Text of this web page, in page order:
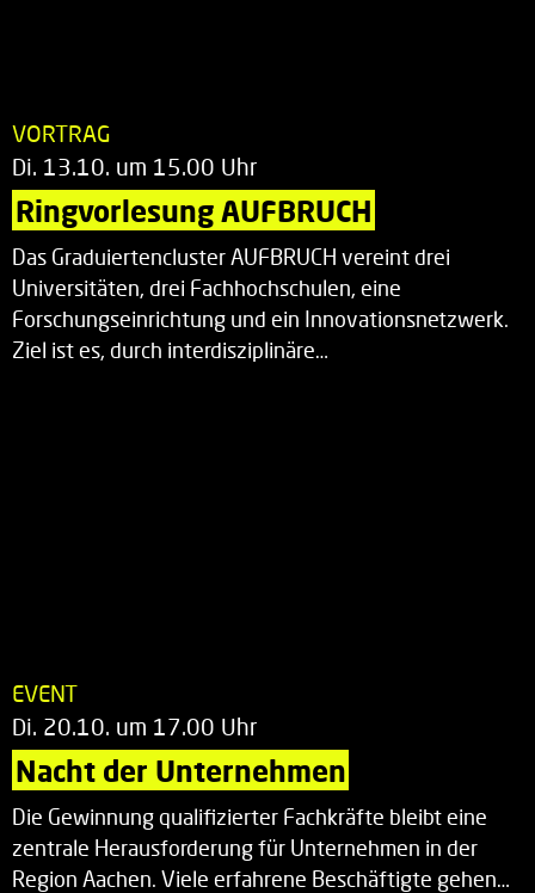
VORTRAG
Di. 13.10. um 15.00 Uhr
Ringvorlesung AUFBRUCH
Das Graduiertencluster AUFBRUCH vereint drei
Universitäten, drei Fachhochschulen, eine
Forschungseinrichtung und ein Innovationsnetzwerk.
Ziel ist es, durch interdisziplinäre…
EVENT
Di. 20.10. um 17.00 Uhr
Nacht der Unternehmen
Die Gewinnung qualifizierter Fachkräfte bleibt eine
zentrale Herausforderung für Unternehmen in der
Region Aachen. Viele erfahrene Beschäftigte gehen…